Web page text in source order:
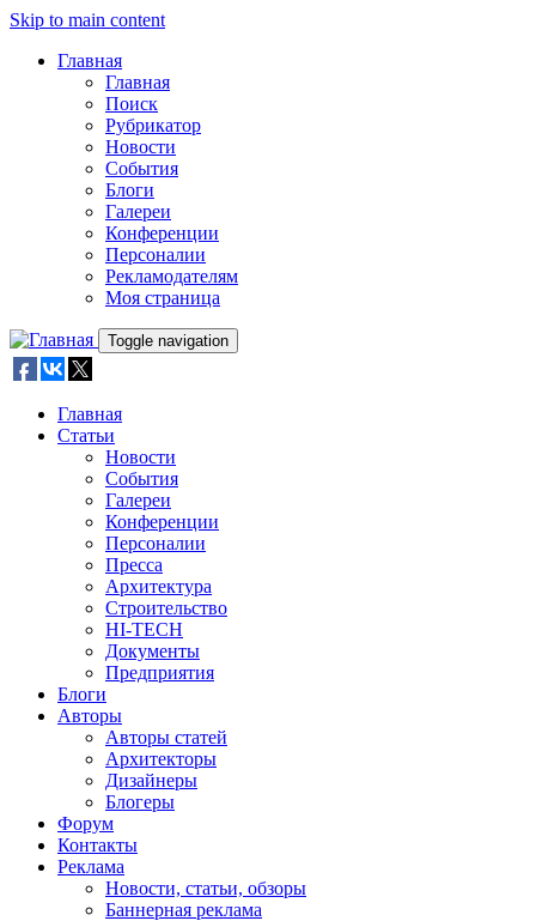
Skip to main content
Главная
Главная
Поиск
Рубрикатор
Новости
События
Блоги
Галереи
Конференции
Персоналии
Рекламодателям
Моя страница
Toggle navigation
Главная
Статьи
Новости
События
Галереи
Конференции
Персоналии
Пресса
Архитектура
Строительство
HI-TECH
Документы
Предприятия
Блоги
Авторы
Авторы статей
Архитекторы
Дизайнеры
Блогеры
Форум
Контакты
Реклама
Новости, статьи, обзоры
Баннерная реклама